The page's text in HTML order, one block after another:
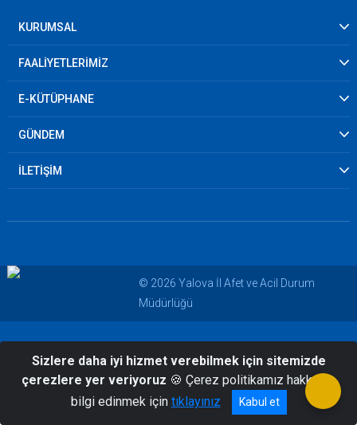
KURUMSAL
FAALİYETLERİMİZ
E-KÜTÜPHANE
GÜNDEM
İLETİŞİM
© 2026 Yalova İl Afet ve Acil Durum
Müdürlüğü
Sizlere daha iyi hizmet verebilmek için sitemizde
çerezlere yer veriyoruz 🍪 Çerez politikamız hakkında
bilgi edinmek için tıklayınız Kabul et